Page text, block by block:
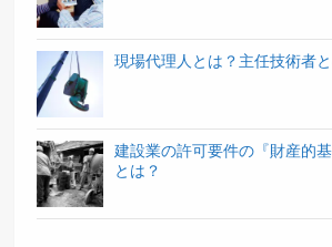
現場代理人とは？主任技術者
建設業の許可要件の『財産的
とは？